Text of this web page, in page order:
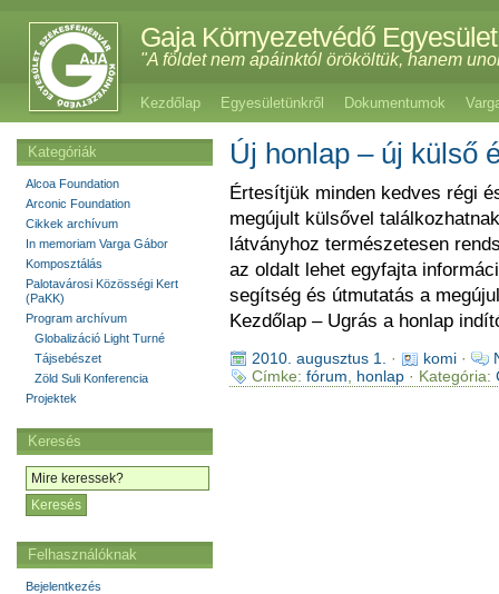
Gaja Környezetvédő Egyesület
"A földet nem apáinktól örököltük, hanem
Kezdőlap Egyesületünkről Dokumentumok
Új honlap – új külső
Értesítjük minden kedves régi
megújult külsővel
látványhoz természetesen
az oldalt lehet egyfajta
segítség és útmutatás a
Kezdőlap – Ugrás a honlap
2010. augusztus 1. · komi·
Címke: fórum honlap· Kategória:
Kategóriák
Alcoa Foundation
Arconic Foundation
Cikkek archívum
In memoriam Varga Gábor
Komposztálás
Palotavárosi Közösségi Kert
(PaKK)
Program archívum
Globalizáció Light Turné
Tájsebészet
Zöld Suli Konferencia
Projektek
Keresés
Felhasználóknak
Bejelentkezés